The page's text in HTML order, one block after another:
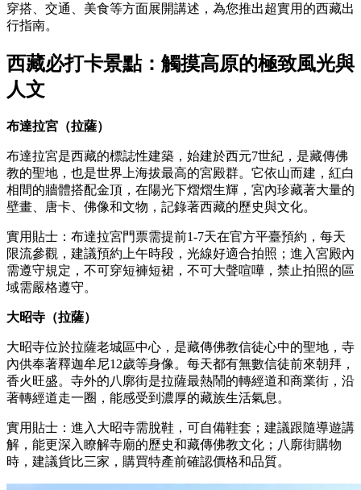
穿搭、交通、美食等方面展開講述，為您推出超實用的西藏出
行指南。
西藏必打卡景點：觸摸高原的極致風光與
人文
布達拉宮（拉薩）
布達拉宮是西藏的標誌性建築，始建於西元7世紀，是藏傳佛
教的聖地，也是世界上海拔最高的宮殿群。它依山而建，紅白
相間的牆體搭配金頂，在陽光下熠熠生輝，宮內珍藏著大量的
壁畫、唐卡、佛像和文物，記錄著西藏的歷史與文化。
實用貼士：布達拉宮門票需提前1-7天在官方平臺預約，每天
限流參觀，建議預約上午時段，光線好適合拍照；進入宮殿內
需遵守規定，不可穿短褲短裙，不可大聲喧嘩，禁止拍照的區
域需嚴格遵守。
大昭寺（拉薩）
大昭寺位於拉薩老城區中心，是藏傳佛教信徒心中的聖地，寺
內供奉著釋迦牟尼12歲等身像。每天都有無數信徒前來朝拜，
香火旺盛。寺外的八廓街是拉薩最熱鬧的轉經道和商業街，沿
著轉經道走一圈，能感受到濃厚的藏族生活氣息。
實用貼士：進入大昭寺需脫鞋，可自備鞋套；建議跟隨導遊講
解，能更深入瞭解寺廟的歷史和藏傳佛教文化；八廓街購物
時，建議貨比三家，購買特產前確認價格和品質。